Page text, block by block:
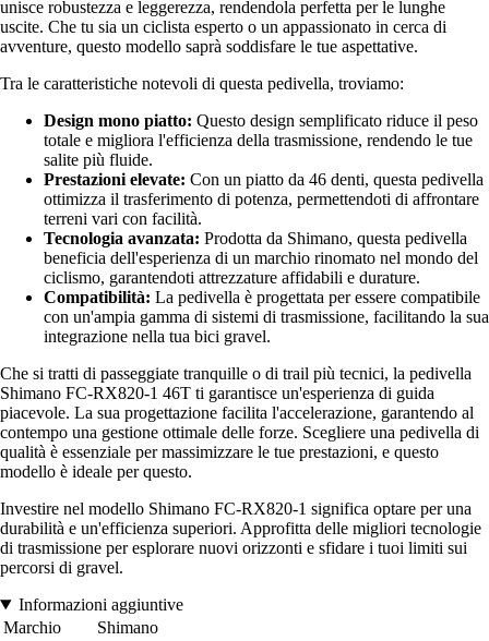
unisce robustezza e leggerezza, rendendola perfetta per le lunghe
uscite. Che tu sia un ciclista esperto o un appassionato in cerca di
avventure, questo modello saprà soddisfare le tue aspettative.
Tra le caratteristiche notevoli di questa pedivella, troviamo:
Design mono piatto: Questo design semplificato riduce il peso
totale e migliora l'efficienza della trasmissione, rendendo le tue
salite più fluide.
Prestazioni elevate: Con un piatto da 46 denti, questa pedivella
ottimizza il trasferimento di potenza, permettendoti di affrontare
terreni vari con facilità.
Tecnologia avanzata: Prodotta da Shimano, questa pedivella
beneficia dell'esperienza di un marchio rinomato nel mondo del
ciclismo, garantendoti attrezzature affidabili e durature.
Compatibilità: La pedivella è progettata per essere compatibile
con un'ampia gamma di sistemi di trasmissione, facilitando la sua
integrazione nella tua bici gravel.
Che si tratti di passeggiate tranquille o di trail più tecnici, la pedivella
Shimano FC-RX820-1 46T ti garantisce un'esperienza di guida
piacevole. La sua progettazione facilita l'accelerazione, garantendo al
contempo una gestione ottimale delle forze. Scegliere una pedivella di
qualità è essenziale per massimizzare le tue prestazioni, e questo
modello è ideale per questo.
Investire nel modello Shimano FC-RX820-1 significa optare per una
durabilità e un'efficienza superiori. Approfitta delle migliori tecnologie
di trasmissione per esplorare nuovi orizzonti e sfidare i tuoi limiti sui
percorsi di gravel.
Informazioni aggiuntive
Marchio
Shimano